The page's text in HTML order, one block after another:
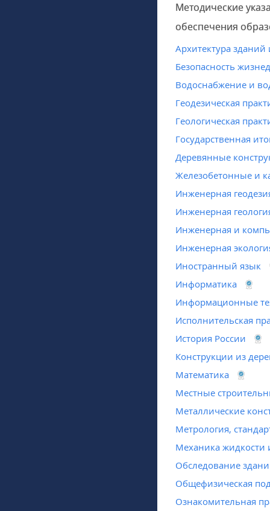
Методические
обеспечения
Архитектура
Безопасность
Водоснабжение и
Геодезическая
Геологическая
Государственная
Деревянные
Железобетонные и
Инженерная
Инженерная
Инженерная и
Инженерная
Иностранный язык
Информатика
Информационные
Исполнительская
История России
Конструкции из
Математика
Местные
Металлические
Метрология,
Механика жидкости
Обследование
Общефизическая
Ознакомительная